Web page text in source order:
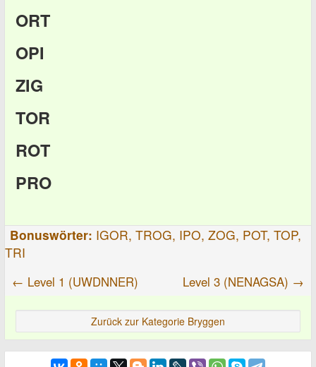
ORT
OPI
ZIG
TOR
ROT
PRO
Bonuswörter: IGOR, TROG, IPO, ZOG, POT, TOP,
TRI
← Level 1 (UWDNNER) Level 3 (NENAGSA) →
Zurück zur Kategorie Bryggen